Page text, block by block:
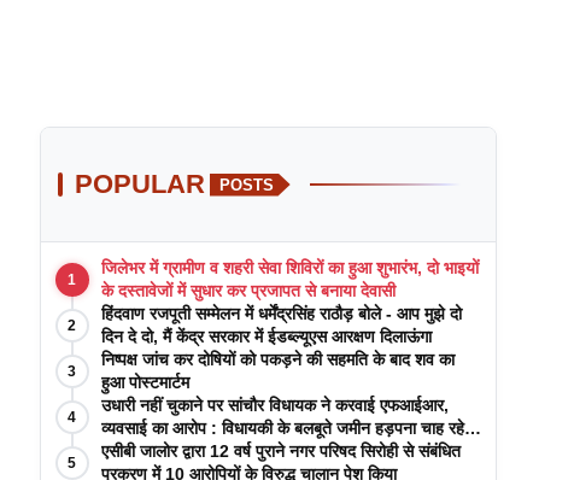
POPULAR POSTS
1
जिलेभर में ग्रामीण व शहरी सेवा शिविरों का हुआ शुभारंभ, दो भाइयों
के दस्तावेजों में सुधार कर प्रजापत से बनाया देवासी
2
हिंदवाण रजपूती सम्मेलन में धर्मेंद्रसिंह राठौड़ बोले - आप मुझे दो
दिन दे दो, मैं केंद्र सरकार में ईडब्ल्यूएस आरक्षण दिलाऊंगा
3
निष्पक्ष जांच कर दोषियों को पकड़ने की सहमति के बाद शव का
हुआ पोस्टमार्टम
4
उधारी नहीं चुकाने पर सांचौर विधायक ने करवाई एफआईआर,
व्यवसाई का आरोप : विधायकी के बलबूते जमीन हड़पना चाह रहे
सांचौर MLA जीवाराम !
5
एसीबी जालोर द्वारा 12 वर्ष पुराने नगर परिषद सिरोही से संबंधित
प्रकरण में 10 आरोपियों के विरुद्ध चालान पेश किया